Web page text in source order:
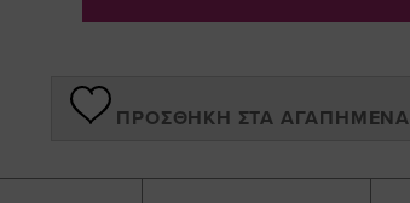
ΠΡΟΣΘΉΚΗ ΣΤΑ ΑΓΑΠΗΜΈΝΑ